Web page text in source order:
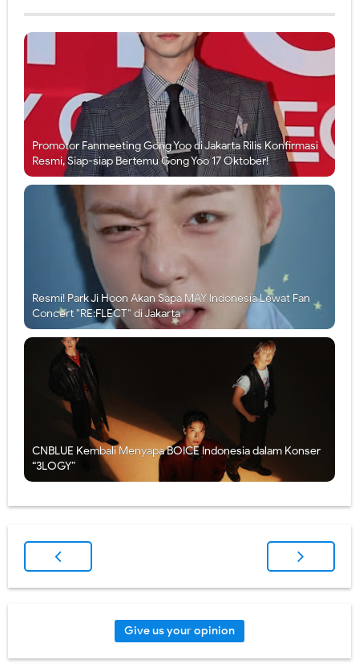
Promotor Fanmeeting Gong Yoo di Jakarta Rilis Konfirmasi
Resmi, Siap-siap Bertemu Gong Yoo 17 Oktober!
Resmi! Park Ji Hoon Akan Sapa MAY Indonesia Lewat Fan
Concert "RE:FLECT" di Jakarta
CNBLUE Kembali Menyapa BOICE Indonesia dalam Konser
“3LOGY”
Give us your opinion